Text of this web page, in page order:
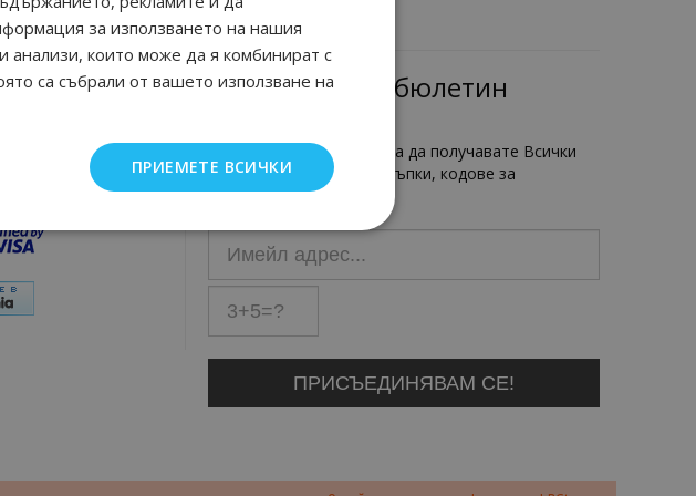
сигурно Имейл бюлетин
Регистрирайте се сега, за да получавате Всички
най-нови продукти, отстъпки, кодове за
намаления.
за използването на нашия
анализи, които може да я комбинират с
са събрали от вашето използване на
ПРИЕМЕТЕ ВСИЧКИ